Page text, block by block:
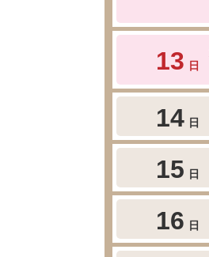
13 日
14 日
15 日
16 日